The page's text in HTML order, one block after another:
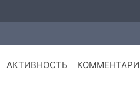
АКТИВНОСТЬ